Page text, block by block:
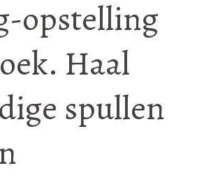
opstelling
Haal
spullen